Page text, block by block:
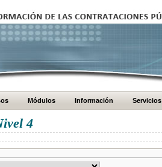
Módulos Información Servicios
4